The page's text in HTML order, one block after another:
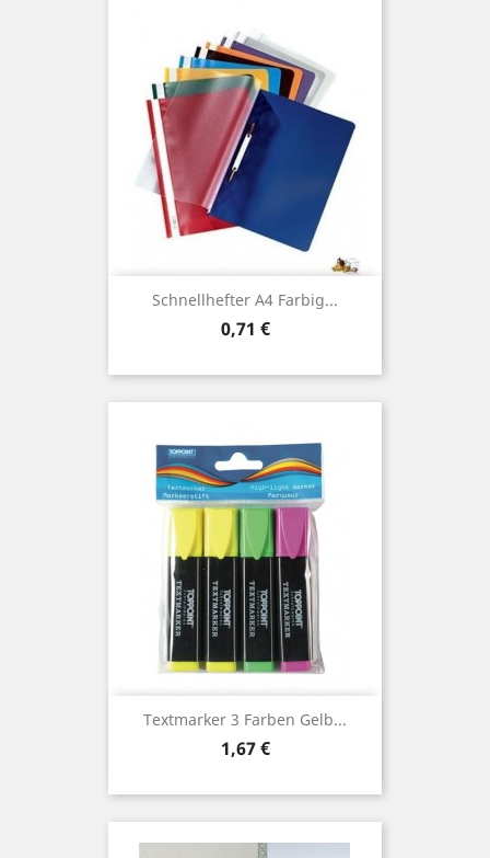
Schnellhefter A4 Farbig...
Preis
0,71 €
Textmarker 3 Farben Gelb...
Preis
1,67 €